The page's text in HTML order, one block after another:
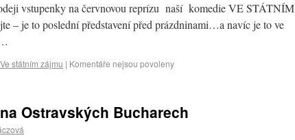
vstupenky na červnovou reprízu naší komedie VE STÁTNÍM
– je to poslední představení před prázdninami…a navíc je to ve
Ve státním zájmu | Komentáře nejsou povoleny
Ostravských Bucharech